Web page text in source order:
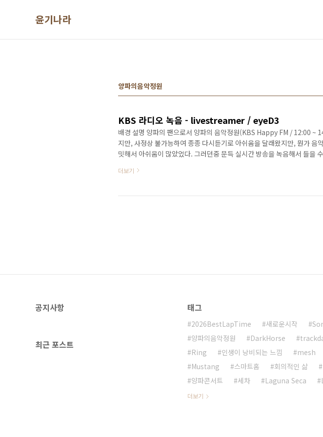
윤기나라
양파의음악정원
KBS 라디오 녹음 - livestreamer / eyeD3
배경 설명 양파의 팬으로서 양파의 음악정원(KBS Happy FM / 12:00 ~
지만, 사정상 불가능하여 종종 다시듣기로 아쉬움을 달래왔지만, 뭔가 음
밋해서 아쉬움이 많았었다. 그러던중 문득 실시간 방송을 녹음해서 들을
다른 Linux 배포판도 상관은 없음. - livestreamer / eyeD3 설치 필요
Google Drive로 자동 복사하면 폰에서도 편하게 ..
더보기
공지사항
최근 포스트
태그
2026BestLapTime 새로운시작
양파의음악정원
DarkHorse
Ring
인생이 낭비되는 느낌 mesh
Mustang
스마트홈 회의적인 삶
양파콘서트
세차 Laguna Seca
더보기